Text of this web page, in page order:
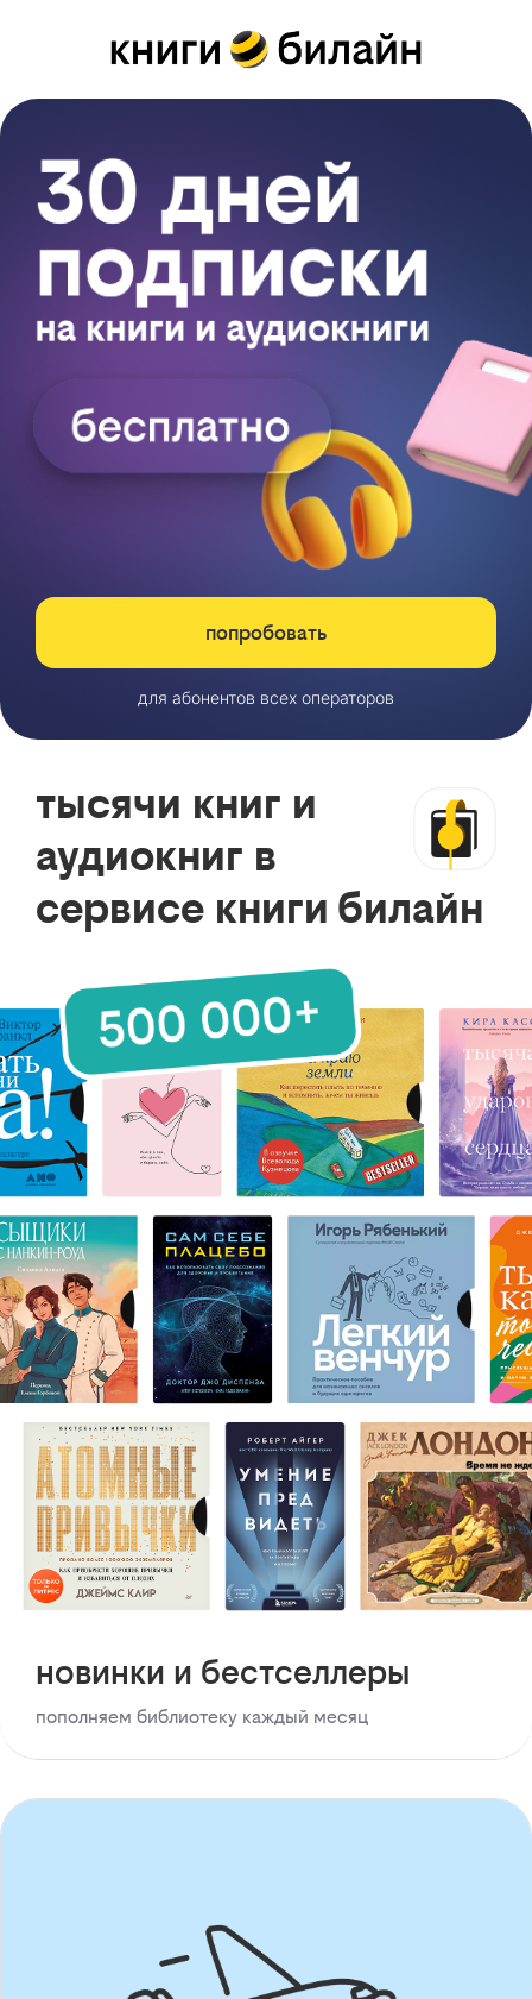
попробовать
для абонентов всех операторов
тысячи книг и
аудиокниг в
сервисе книги билайн
новинки и бестселлеры
пополняем библиотеку каждый месяц